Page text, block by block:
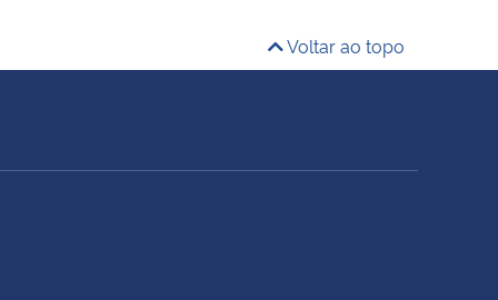
Voltar ao topo